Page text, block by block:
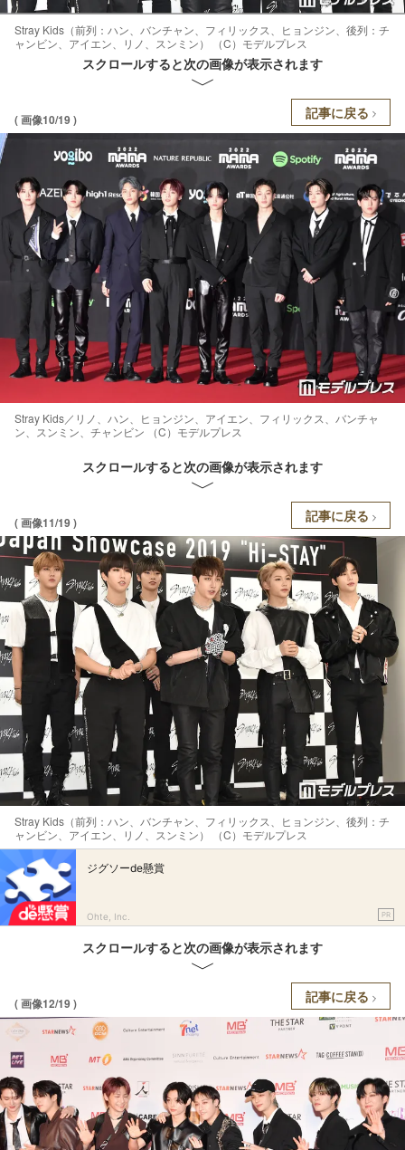
Stray Kids（前列：ハン、バンチャン、フィリックス、ヒョンジン、後列：チ
ャンビン、アイエン、リノ、スンミン） （C）モデルプレス
スクロールすると次の画像が表示されます
( 画像10/19 ) 記事に戻る
Stray Kids／リノ、ハン、ヒョンジン、アイエン、フィリックス、バンチャ
ン、スンミン、チャンビン （C）モデルプレス
スクロールすると次の画像が表示されます
( 画像11/19 ) 記事に戻る
Stray Kids（前列：ハン、バンチャン、フィリックス、ヒョンジン、後列：チ
ャンビン、アイエン、リノ、スンミン） （C）モデルプレス
ジグソーde懸賞
Ohte, Inc. PR
スクロールすると次の画像が表示されます
( 画像12/19 ) 記事に戻る